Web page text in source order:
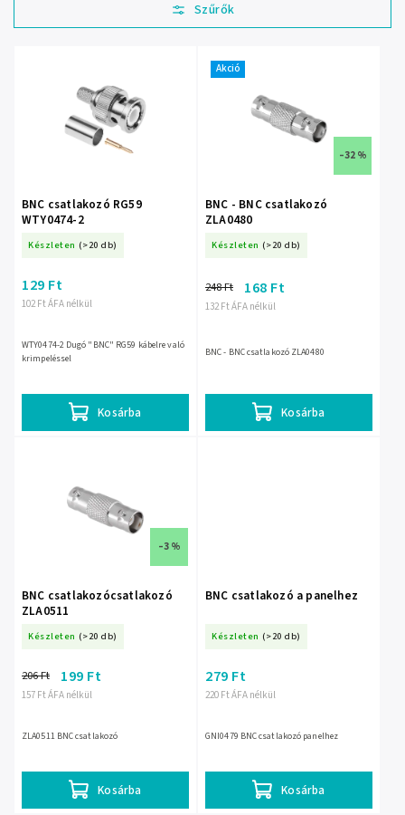
Legdrágább
ABC szerint
BNC csatlakozó RG59
WTY0474-2
Készleten (>20 db)
102 Ft ÁFA nélkül
129 Ft
Kosárba
WTY0474-2 Dugó "BNC" RG59 kábelre való
krimpeléssel
Akció
–32 %
BNC - BNC csatlakozó
ZLA0480
Készleten (>20 db)
132 Ft ÁFA nélkül
248 Ft 168 Ft
Kosárba
BNC - BNC csatlakozó ZLA0480
–3 %
BNC csatlakozócsatlakozó
ZLA0511
Készleten (>20 db)
157 Ft ÁFA nélkül
206 Ft 199 Ft
Kosárba
ZLA0511 BNC csatlakozó
BNC csatlakozó a panelhez
Készleten (>20 db)
220 Ft ÁFA nélkül
279 Ft
Kosárba
GNI0479 BNC csatlakozó panelhez